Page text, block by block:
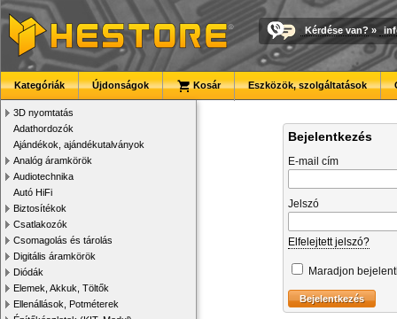
Kérdése van? »
Kategóriák Újdonságok Kosár Eszközök, szolgáltatások
3D nyomtatás
Adathordozók
Ajándékok, ajándékutalványok
Analóg áramkörök
Audiotechnika
Autó HiFi
Biztosítékok
Csatlakozók
Csomagolás és tárolás
Digitális áramkörök
Diódák
Elemek, Akkuk, Töltők
Ellenállások, Potméterek
Bejelentkezés
E-mail cím
Jelszó
Elfelejtett jelszó?
Maradjon